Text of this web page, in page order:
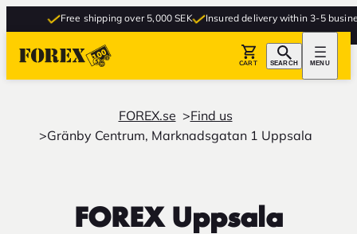
Free shipping over 5,000 SEK Insured delivery within 3-5 business
CART SEARCH MENU
FOREX.se
Find us
Gränby Centrum, Marknadsgatan 1 Uppsala
FOREX Uppsala